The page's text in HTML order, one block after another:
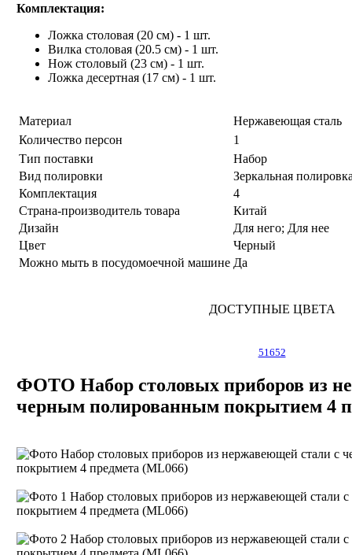
Комплектация:
Ложка столовая (20 см) - 1 шт.
Вилка столовая (20.5 см) - 1 шт.
Нож столовый (23 см) - 1 шт.
Ложка десертная (17 см) - 1 шт.
Материал
Нержавеющая сталь
Количество персон
1
Тип поставки
Набор
Вид полировки
Зеркальная
Комплектация
4
Страна-производитель товара
Китай
Дизайн
Для него; Для нее
Цвет
Черный
Можно мыть в посудомоечной машине Да
ДОСТУПНЫЕ ЦВЕТА
51652
ФОТО Набор столовых приборов из
черным полированным покрытием 4